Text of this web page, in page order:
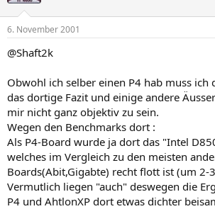
6. November 2001
@Shaft2k
Obwohl ich selber einen P4 hab muss ich
das dortige Fazit und einige andere
mir nicht ganz objektiv zu sein.
Wegen den Benchmarks dort :
Als P4-Board wurde ja dort das "Intel
welches im Vergleich zu den meisten
Boards(Abit,Gigabte) recht flott ist (um 2-
Vermutlich liegen "auch" deswegen die
P4 und AhtlonXP dort etwas dichter